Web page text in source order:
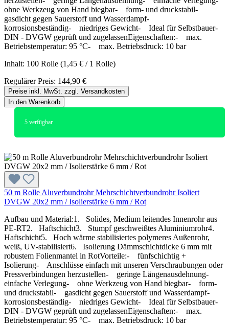
ohne Werkzeug von Hand biegbar- form- und druckstabil-
gasdicht gegen Sauerstoff und Wasserdampf-
korrosionsbeständig- niedriges Gewicht- Ideal für Selbstbauer-
DIN - DVGW geprüft und zugelassenEigenschaften:- max.
Betriebstemperatur: 95 °C- max. Betriebsdruck: 10 bar
Inhalt: 100 Rolle (1,45 € / 1 Rolle)
Regulärer Preis: 144,90 €
Preise inkl. MwSt. zzgl. Versandkosten
In den Warenkorb
5 verfügbar
50 m Rolle Aluverbundrohr Mehrschichtverbundrohr Isoliert
DVGW 20x2 mm / Isolierstärke 6 mm / Rot
Aufbau und Material:1. Solides, Medium leitendes Innenrohr aus
PE-RT2. Haftschicht3. Stumpf geschweißtes Aluminiumrohr4.
Haftschicht5. Hoch wärme stabilisiertes polymeres Außenrohr,
weiß, UV-stabilisiert6. Isolierung Dämmschichtdicke 6 mm mit
robustem Folienmantel in RotVorteile:- fünfschichtig +
Isolierung- Anschlüsse einfach mit unseren Verschraubungen oder
Pressverbindungen herzustellen- geringe Längenausdehnung-
einfache Verlegung- ohne Werkzeug von Hand biegbar- form-
und druckstabil- gasdicht gegen Sauerstoff und Wasserdampf-
korrosionsbeständig- niedriges Gewicht- Ideal für Selbstbauer-
DIN - DVGW geprüft und zugelassenEigenschaften:- max.
Betriebstemperatur: 95 °C- max. Betriebsdruck: 10 bar